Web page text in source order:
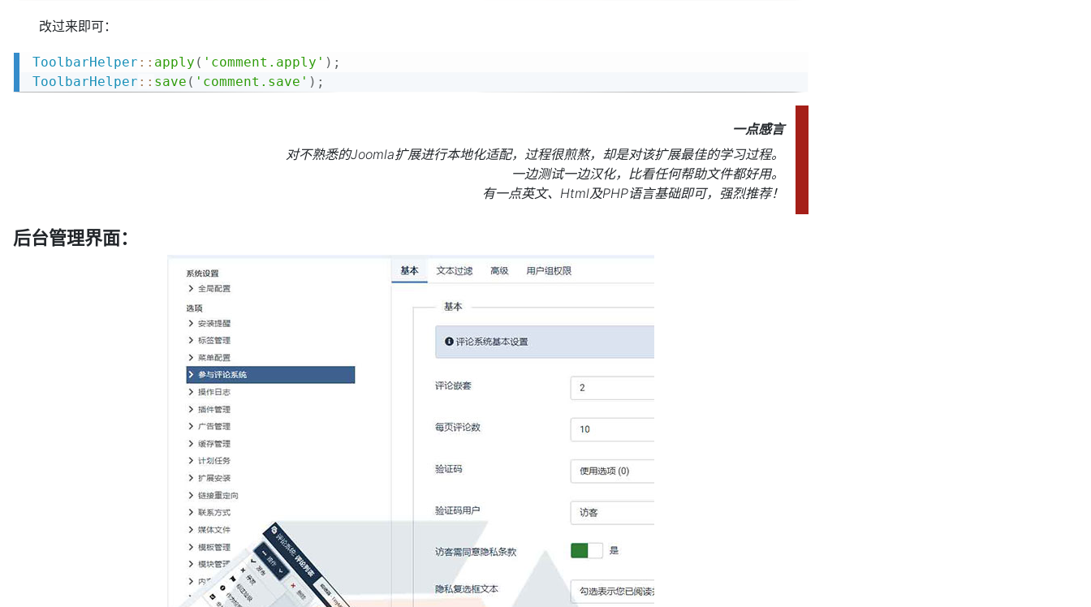
改过来即可：
ToolbarHelper :: apply ( 'comment.apply' ) ;
ToolbarHelper :: save ( 'comment.save' ) ;
一点感言
对不熟悉的Joomla扩展进行本地化适配，过程很煎熬，却是对该扩展最佳的学习过程。
一边测试一边汉化，比看任何帮助文件都好用。
有一点英文、Html及PHP语言基础即可， 强烈推荐！
后台管理界面：